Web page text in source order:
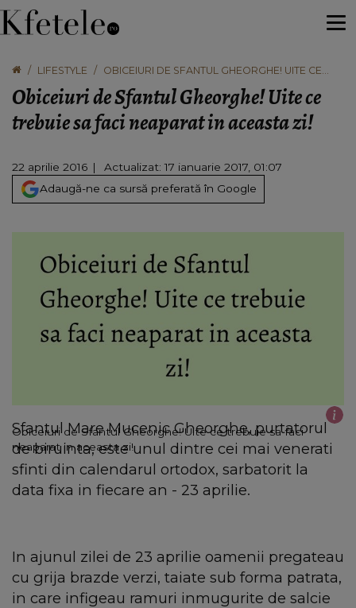
LIFESTYLE
OBICEIURI DE SFANTUL GHEORGHE! UITE CE
Obiceiuri de Sfantul Gheorghe! Uite ce
trebuie sa faci neaparat in aceasta zi!
22 aprilie 2016
Actualizat: 17 ianuarie 2017, 01:07
Adaugă-ne ca sursă preferată în Google
Obiceiuri de Sfantul Gheorghe! Uite ce trebuie sa faci
neaparat in aceasta zi!
Sfantul Mare Mucenic Gheorghe, purtatorul
de biruinta, este unul dintre cei mai venerati
sfinti din calendarul ortodox, sarbatorit la
data fixa in fiecare an - 23 aprilie.
In ajunul zilei de 23 aprilie oamenii pregateau
cu grija brazde verzi, taiate sub forma patrata,
in care infigeau ramuri inmugurite de salcie